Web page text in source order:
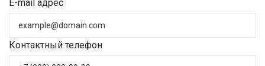
E-mail адрес
Контактный телефон